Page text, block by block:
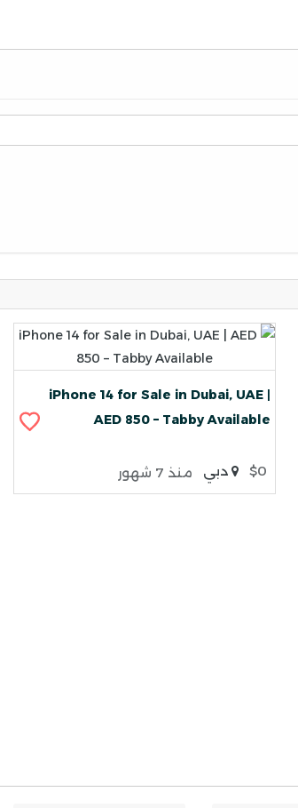
iPhone 14 for Sale in Dubai, UAE |
AED 850 – Tabby Available
$0 دبي منذ 7 شهور